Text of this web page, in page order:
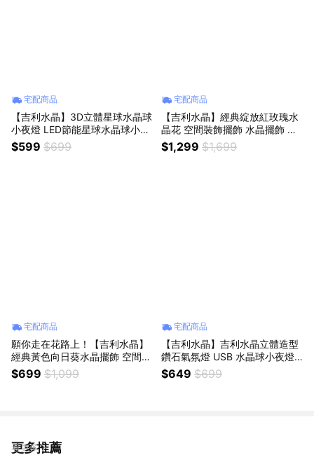
宅配商品
【吉利水晶】3D立體星球水晶球
小夜燈 LED節能星球水晶球小夜
燈 - 月亮
$599 $699
宅配商品
【吉利水晶】經典綻放紅玫瑰水
晶花 空間裝飾擺飾 水晶擺飾 生
日禮物 情人節禮物
$1,299 $1,699
宅配商品
願你走在花路上！【吉利水晶】
經典黃色向日葵水晶擺飾 空間裝
飾擺飾 水晶擺飾 生日禮物 滿月
禮品
$699 $1,099
宅配商品
【吉利水晶】吉利水晶立體造型
鑽石氣氛燈 USB 水晶球小夜燈 -
鑽石星星燈
$649 $699
更多推薦
看更多